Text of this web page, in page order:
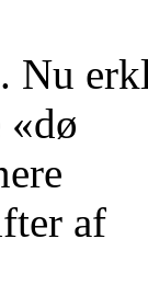
Nu
«dø
af